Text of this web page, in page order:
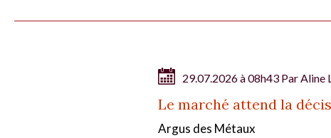
29.07.2026 à 08h43 Par Aline
Le marché attend la
Argus des Métaux